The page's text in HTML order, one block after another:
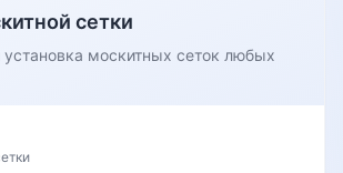
сетки
установка москитных сеток любых